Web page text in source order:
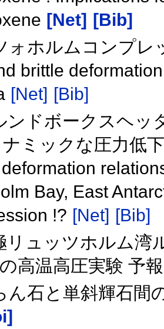
[Net] [Bib]
ォホルムコンプ
brittle
[Net] [Bib]
ンドボークスヘッ
ナミックな圧力低
Bay, East
!? [Net] [Bib]
リュッツホルム湾
高温高圧実験 予
ん石と単斜輝石間